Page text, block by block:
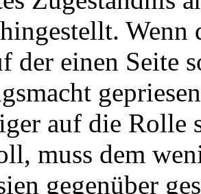
der einen Seite
auf die Rolle
muss dem
gegenüber